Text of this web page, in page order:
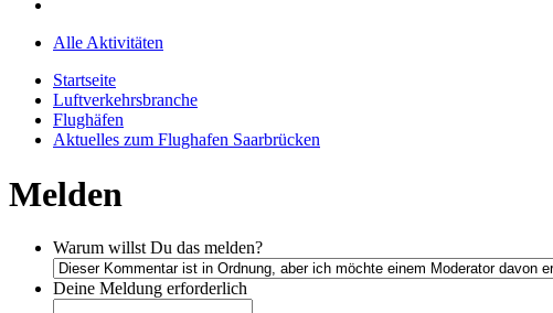
Alle Aktivitäten
Startseite
Luftverkehrsbranche
Flughäfen
Aktuelles zum Flughafen Saarbrücken
Melden
Warum willst Du das melden?
Deine Meldung erforderlich